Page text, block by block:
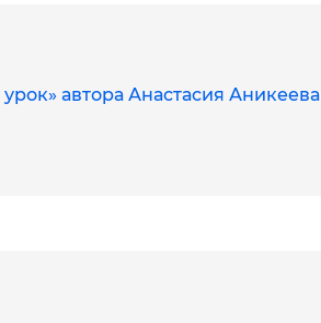
автора Анастасия Аникеева